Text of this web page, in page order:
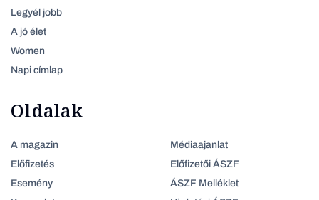
Legyél jobb
A jó élet
Women
Napi címlap
Oldalak
A magazin
Előfizetés
Esemény
Médiaajanlat
Előfizetői ÁSZF
ÁSZF Melléklet